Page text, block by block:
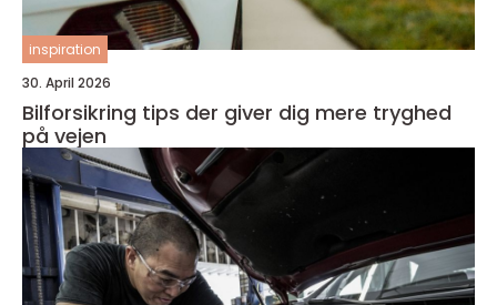
inspiration
30. April 2026
Bilforsikring tips der giver dig mere tryghed
på vejen